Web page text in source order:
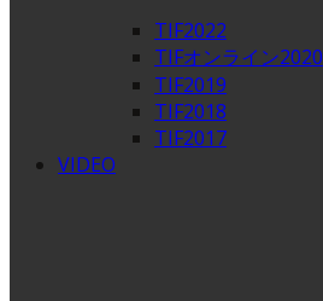
TIF2022
TIFオンライン2020
TIF2019
TIF2018
TIF2017
VIDEO